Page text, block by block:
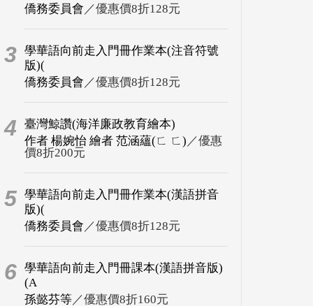
僑務委員會 ／優惠價8折128元
3 學華語向前走入門冊作業本(注音符號
版)(
僑務委員會 ／優惠價8折128元
4
臺灣鯨讚(海洋廉政教育繪本)
作者 楊婉怡 繪者 范涵蘊(ㄈ ㄈ) ／優惠
價8折200元
5 學華語向前走入門冊作業本(漢語拼音
版)(
僑務委員會 ／優惠價8折128元
6 學華語向前走入門冊課本(漢語拼音版)
(A
孫懿芬等／優惠價8折160元